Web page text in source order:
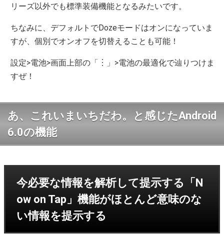
リーズ以外でも標準装備機能となるみたいです。
ちなみに、デフォルトでDozeモードはオンになっていま
すが、個別でオンオフを切替えることも可能！
設定>電池>画面上部の「︙」>電池の最適化で辿りつけま
すぜ！
あ、これいまいちだわ。と感じたAndroid
6.0の機能
今必要な情報を解析して提示する「N
ow on Tap」機能がほとんど意味のな
い情報を提示する